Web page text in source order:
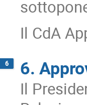
Il CdA
6 6.
Il